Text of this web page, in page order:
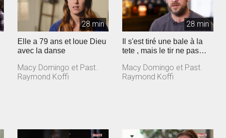
28 min
Elle a 79 ans et loue Dieu
avec la danse
Macy Domingo et Past.
Raymond Koffi
28 min
Il s'est tiré une bale à la
tete , mais le tir ne pas
Macy Domingo et Past.
Raymond Koffi